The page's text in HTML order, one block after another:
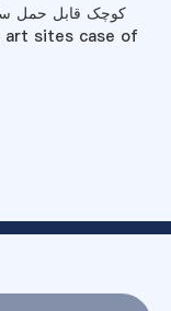
کوچک قابل حمل
art sites case of